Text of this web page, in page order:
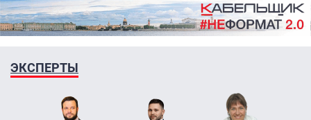
ЭКСПЕРТЫ